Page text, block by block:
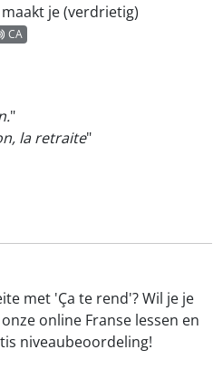
je (verdrietig)
CA
"
la retraite"
met 'Ça te rend'? Wil je je
online Franse lessen en
niveaubeoordeling!